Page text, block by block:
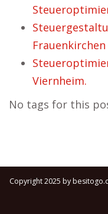
Viernheim.
No tags for this
Copyright 2025 by